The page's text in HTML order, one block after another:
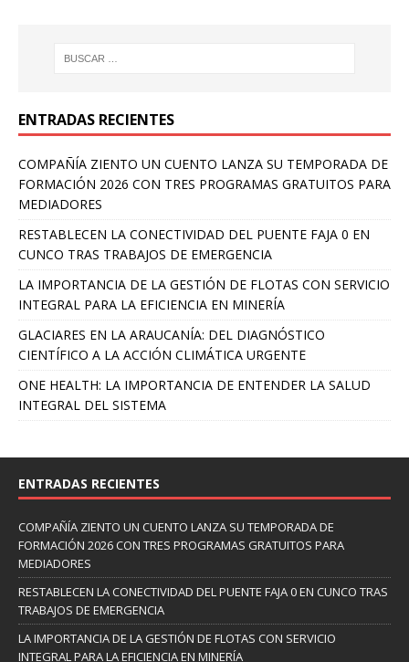
ENTRADAS RECIENTES
COMPAÑÍA ZIENTO UN CUENTO LANZA SU TEMPORADA DE
FORMACIÓN 2026 CON TRES PROGRAMAS GRATUITOS PARA
MEDIADORES
RESTABLECEN LA CONECTIVIDAD DEL PUENTE FAJA 0 EN
CUNCO TRAS TRABAJOS DE EMERGENCIA
LA IMPORTANCIA DE LA GESTIÓN DE FLOTAS CON SERVICIO
INTEGRAL PARA LA EFICIENCIA EN MINERÍA
GLACIARES EN LA ARAUCANÍA: DEL DIAGNÓSTICO
CIENTÍFICO A LA ACCIÓN CLIMÁTICA URGENTE
ONE HEALTH: LA IMPORTANCIA DE ENTENDER LA SALUD
INTEGRAL DEL SISTEMA
ENTRADAS RECIENTES
COMPAÑÍA ZIENTO UN CUENTO LANZA SU TEMPORADA DE
FORMACIÓN 2026 CON TRES PROGRAMAS GRATUITOS PARA
MEDIADORES
RESTABLECEN LA CONECTIVIDAD DEL PUENTE FAJA 0 EN CUNCO TRAS
TRABAJOS DE EMERGENCIA
LA IMPORTANCIA DE LA GESTIÓN DE FLOTAS CON SERVICIO
INTEGRAL PARA LA EFICIENCIA EN MINERÍA